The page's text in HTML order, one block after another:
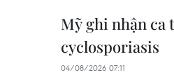
Mỹ ghi nhận ca
cyclosporiasis
04/08/2026 07:11